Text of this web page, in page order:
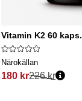
Vitamin K2 60 kaps.
Närokällan
180 kr
Vanlig pris:
226 kr